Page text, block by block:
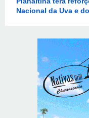
Endereços em
Lactário do Hospital
segura e
Agosto Lilás
de proteção às
Anvisa propõe